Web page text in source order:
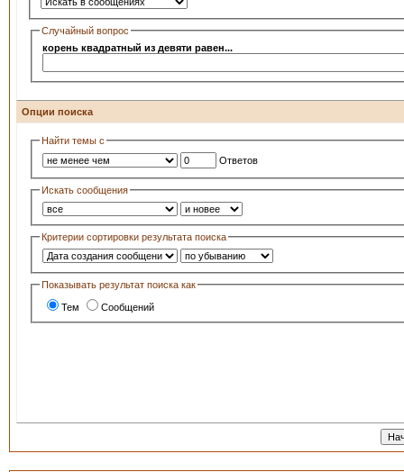
Случайный вопрос
корень квадратный из девяти равен...
Опции поиска
Найти темы с
Ответов
Искать сообщения
Критерии сортировки результата поиска
Показывать результат поиска как
Тем Сообщений